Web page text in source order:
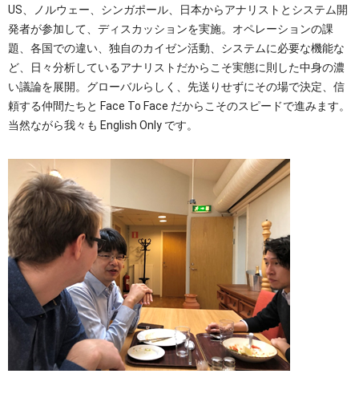
US、ノルウェー、シンガポール、日本からアナリストとシステム開
発者が参加して、ディスカッションを実施。オペレーションの課
題、各国での違い、独自のカイゼン活動、システムに必要な機能な
ど、日々分析しているアナリストだからこそ実態に則した中身の濃
い議論を展開。グローバルらしく、先送りせずにその場で決定、信
頼する仲間たちと Face To Face だからこそのスピードで進みます。
当然ながら我々も English Only です。